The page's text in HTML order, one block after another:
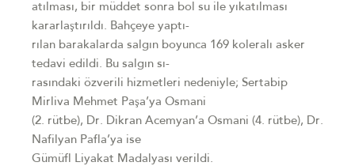
atılması, bir müddet sonra bol su ile yıkatılması
kararlaştırıldı. Bahçeye yaptı-
rılan barakalarda salgın boyunca 169 koleralı asker
tedavi edildi. Bu salgın sı-
rasındaki özverili hizmetleri nedeniyle; Sertabip
Mirliva Mehmet Paşa’ya Osmani
(2. rütbe), Dr. Dikran Acemyan’a Osmani (4. rütbe), Dr.
Nafilyan Pafla’ya ise
Gümüfl Liyakat Madalyası verildi.